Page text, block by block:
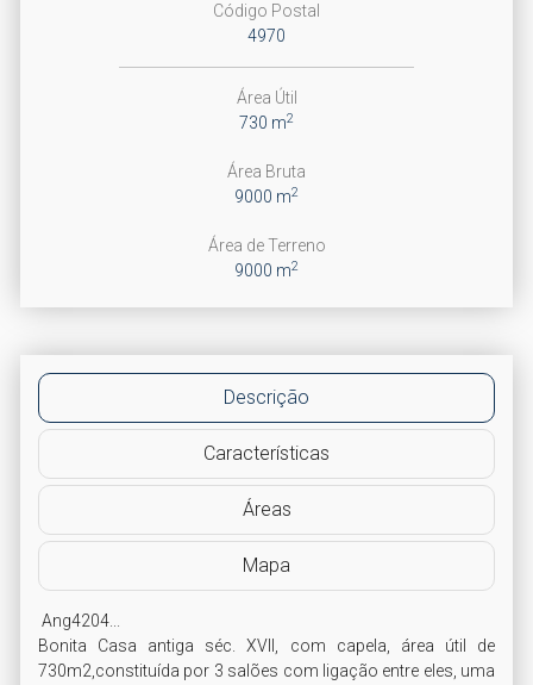
Código Postal
4970
Área Útil
730 m2
Área Bruta
9000 m2
Área de Terreno
9000 m2
Descrição
Características
Áreas
Mapa
Ang4204...
Bonita Casa antiga séc. XVII, com capela, área útil de
730m2,constituída por 3 salões com ligação entre eles, uma